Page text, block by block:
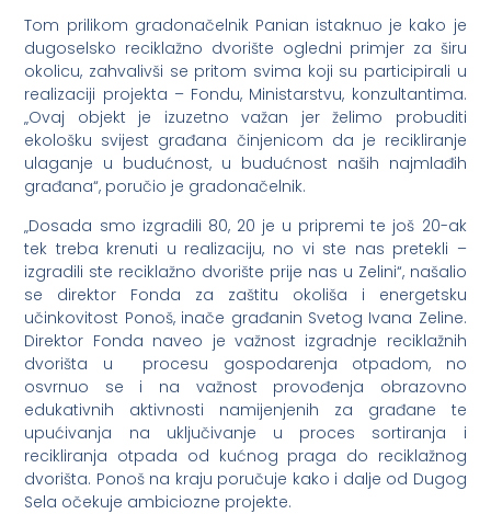
Tom prilikom gradonačelnik Panian istaknuo je kako je
dugoselsko reciklažno dvorište ogledni primjer za širu
okolicu, zahvalivši se pritom svima koji su participirali u
realizaciji projekta – Fondu, Ministarstvu, konzultantima.
„Ovaj objekt je izuzetno važan jer želimo probuditi
ekološku svijest građana činjenicom da je recikliranje
ulaganje u budućnost, u budućnost naših najmlađih
građana“, poručio je gradonačelnik.
„Dosada smo izgradili 80, 20 je u pripremi te još 20-ak
tek treba krenuti u realizaciju, no vi ste nas pretekli –
izgradili ste reciklažno dvorište prije nas u Zelini“, našalio
se direktor Fonda za zaštitu okoliša i energetsku
učinkovitost Ponoš, inače građanin Svetog Ivana Zeline.
Direktor Fonda naveo je važnost izgradnje reciklažnih
dvorišta u procesu gospodarenja otpadom, no
osvrnuo se i na važnost provođenja obrazovno
edukativnih aktivnosti namijenjenih za građane te
upućivanja na uključivanje u proces sortiranja i
recikliranja otpada od kućnog praga do reciklažnog
dvorišta. Ponoš na kraju poručuje kako i dalje od Dugog
Sela očekuje ambiciozne projekte.